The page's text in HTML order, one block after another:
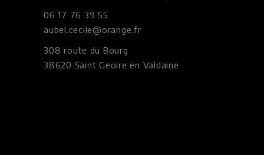
06 17 76 39 55
aubel.cecile@orange.fr
308 route du Bourg
38620 Saint Geoire en Valdaine